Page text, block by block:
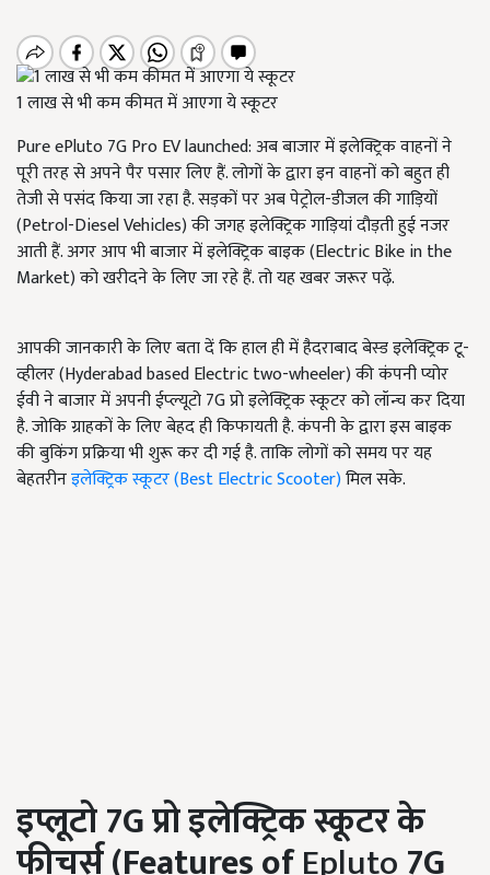
1 लाख से भी कम कीमत में आएगा ये स्कूटर
Pure ePluto 7G Pro EV launched:अब बाजार में इलेक्ट्रिक वाहनों ने
पूरी तरह से अपने पैर पसार लिए हैं. लोगों के द्वारा इन वाहनों को बहुत ही
तेजी से पसंद किया जा रहा है. सड़कों पर अब पेट्रोल-डीजल की गाड़ियों
(Petrol-Diesel Vehicles)की जगह इलेक्ट्रिक गाड़ियां दौड़ती हुई नजर
आती हैं. अगर आप भी बाजार में इलेक्ट्रिक बाइक (Electric Bike in the
Market)को खरीदने के लिए जा रहे हैं. तो यह खबर जरूर पढ़ें.
आपकी जानकारी के लिए बता दें कि हाल ही में हैदराबाद बेस्ड इलेक्ट्रिक टू-
व्हीलर (Hyderabad based Electric two-wheeler)की कंपनी प्योर
ईवी ने बाजार में अपनी ईप्ल्यूटो7G प्रो इलेक्ट्रिक स्कूटर को लॉन्च कर दिया
है. जोकि ग्राहकों के लिए बेहद ही किफायती है. कंपनी के द्वारा इस बाइक
की बुकिंग प्रक्रिया भी शुरू कर दी गई है. ताकि लोगों को समय पर यह
बेहतरीनइलेक्ट्रिक स्कूटर (Best Electric Scooter)मिल सके.
इप्लूटो7Gप्रो इलेक्ट्रिक स्कूटर के